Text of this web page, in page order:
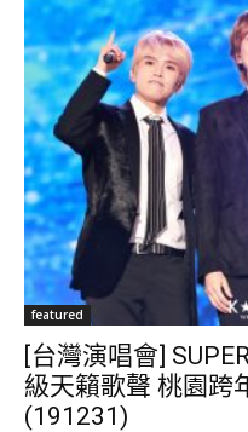
featured
[台灣演唱會]
級天籟歌聲 桃園跨
(191231)